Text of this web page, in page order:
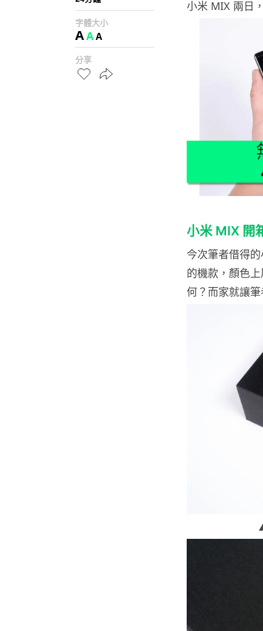
字體大小
AAA
分享
小米 MIX 兩日
小米 MIX 開
今次筆者借得
的機款，顏色
何？而家就讓